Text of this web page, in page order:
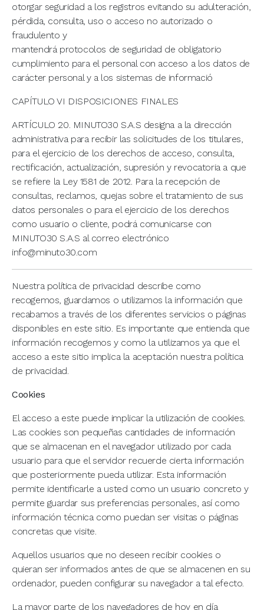
otorgar seguridad a los registros evitando su adulteración,
pérdida, consulta, uso o acceso no autorizado o
fraudulento y
mantendrá protocolos de seguridad de obligatorio
cumplimiento para el personal con acceso a los datos de
carácter personal y a los sistemas de informació
CAPÍTULO VI DISPOSICIONES FINALES
ARTÍCULO 20. MINUTO30 S.A.S designa a la dirección
administrativa para recibir las solicitudes de los titulares,
para el ejercicio de los derechos de acceso, consulta,
rectificación, actualización, supresión y revocatoria a que
se refiere la Ley 1581 de 2012. Para la recepción de
consultas, reclamos, quejas sobre el tratamiento de sus
datos personales o para el ejercicio de los derechos
como usuario o cliente, podrá comunicarse con
MINUTO30 S.A.S al correo electrónico
info@minuto30.com
Nuestra política de privacidad describe como
recogemos, guardamos o utilizamos la información que
recabamos a través de los diferentes servicios o páginas
disponibles en este sitio. Es importante que entienda que
información recogemos y como la utilizamos ya que el
acceso a este sitio implica la aceptación nuestra política
de privacidad.
Cookies
El acceso a este puede implicar la utilización de cookies.
Las cookies son pequeñas cantidades de información
que se almacenan en el navegador utilizado por cada
usuario para que el servidor recuerde cierta información
que posteriormente pueda utilizar. Esta información
permite identificarle a usted como un usuario concreto y
permite guardar sus preferencias personales, así como
información técnica como puedan ser visitas o páginas
concretas que visite.
Aquellos usuarios que no deseen recibir cookies o
quieran ser informados antes de que se almacenen en su
ordenador, pueden configurar su navegador a tal efecto.
La mayor parte de los navegadores de hoy en día